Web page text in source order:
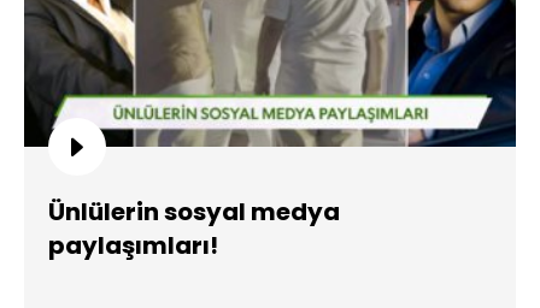
Ünlülerin sosyal medya
paylaşımları!